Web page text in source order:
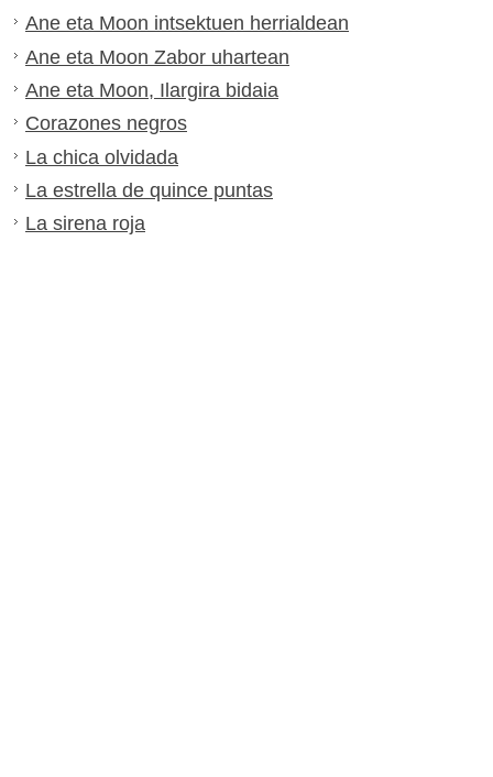
Ane eta Moon intsektuen herrialdean
Ane eta Moon Zabor uhartean
Ane eta Moon, Ilargira bidaia
Corazones negros
La chica olvidada
La estrella de quince puntas
La sirena roja